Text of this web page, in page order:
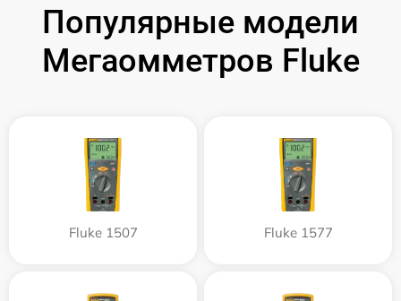
Популярные модели
Мегаомметров Fluke
Fluke 1507 Fluke 1577